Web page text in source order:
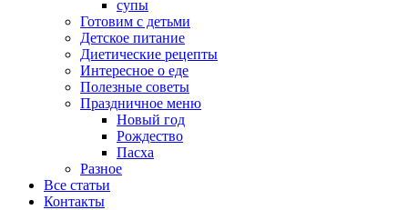
супы
Готовим с детьми
Детское питание
Диетические рецепты
Интересное о еде
Полезные советы
Праздничное меню
Новый год
Рождество
Пасха
Разное
Все статьи
Контакты